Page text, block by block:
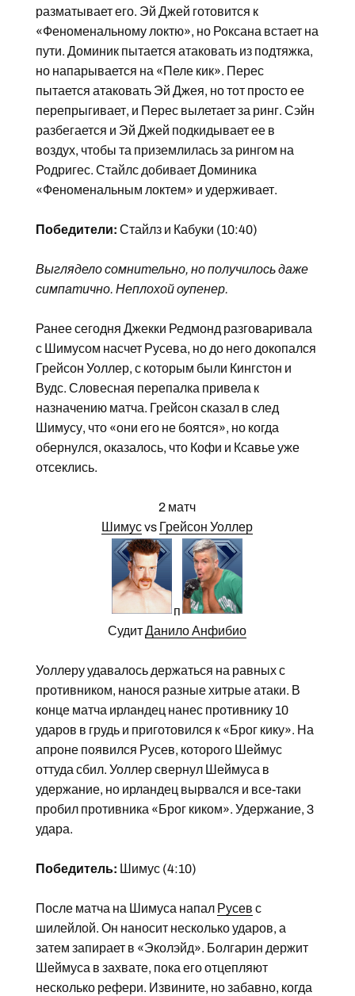
разматывает его. Эй Джей готовится к
«Феноменальному локтю», но Роксана встает на
пути. Доминик пытается атаковать из подтяжка,
но напарывается на «Пеле кик». Перес
пытается атаковать Эй Джея, но тот просто ее
перепрыгивает, и Перес вылетает за ринг. Сэйн
разбегается и Эй Джей подкидывает ее в
воздух, чтобы та приземлилась за рингом на
Родригес. Стайлс добивает Доминика
«Феноменальным локтем» и удерживает.
Победители: Стайлз и Кабуки (10:40)
Выглядело сомнительно, но получилось даже
симпатично. Неплохой оупенер.
Ранее сегодня Джекки Редмонд разговаривала
с Шимусом насчет Русева, но до него докопался
Грейсон Уоллер, с которым были Кингстон и
Вудс. Словесная перепалка привела к
назначению матча. Грейсон сказал в след
Шимусу, что «они его не боятся», но когда
обернулся, оказалось, что Кофи и Ксавье уже
отсеклись.
2 матч
Шимусvs Грейсон Уоллер
п
СудитДанило Анфибио
Уоллеру удавалось держаться на равных с
противником, нанося разные хитрые атаки. В
конце матча ирландец нанес противнику 10
ударов в грудь и приготовился к «Брог кику». На
апроне появился Русев, которого Шеймус
оттуда сбил. Уоллер свернул Шеймуса в
удержание, но ирландец вырвался и все-таки
пробил противника «Брог киком». Удержание, 3
удара.
Победитель: Шимус (4:10)
После матча на Шимуса напал Русев с
шилейлой. Он наносит несколько ударов, а
затем запирает в «Эколэйд». Болгарин держит
Шеймуса в захвате, пока его отцепляют
несколько рефери. Извините, но забавно, когда